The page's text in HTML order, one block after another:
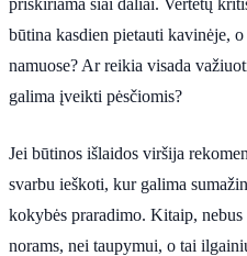
būtina kasdien pietauti kavinėje,
namuose? Ar reikia visada
galima įveikti pėsčiomis?
Jei būtinos išlaidos viršija
svarbu ieškoti, kur galima
kokybės praradimo. Kitaip,
norams, nei taupymui, o tai